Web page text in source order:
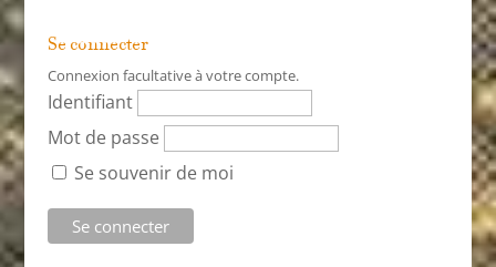
Se connecter
Connexion facultative à votre compte.
Identifiant
Mot de passe
Se souvenir de moi